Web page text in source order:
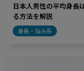
日本人男性の平均身長
る方法を解説
身長・悩み系